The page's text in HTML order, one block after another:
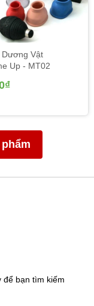
Dương Vật
Up - MT02
để bạn tìm kiếm